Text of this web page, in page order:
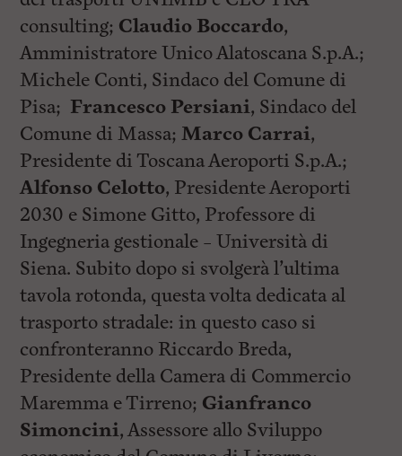
consulting; Claudio Boccardo,
Amministratore Unico Alatoscana S.p.A.;
Michele Conti, Sindaco del Comune di
Pisa; Francesco Persiani, Sindaco del
Comune di Massa;Marco Carrai,
Presidente di Toscana Aeroporti S.p.A.;
Alfonso Celotto, Presidente Aeroporti
2030 e Simone Gitto, Professore di
Ingegneria gestionale – Università di
Siena. Subito dopo si svolgerà l’ultima
tavola rotonda, questa volta dedicata al
trasporto stradale: in questo caso si
confronteranno Riccardo Breda,
Presidente della Camera di Commercio
Maremma e Tirreno; Gianfranco
Simoncini, Assessore allo Sviluppo